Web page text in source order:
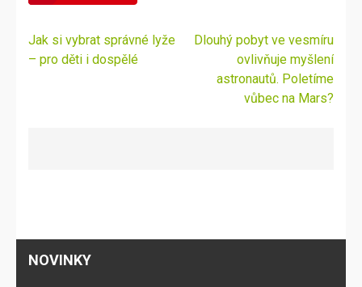
Navigace
pro
Jak si vybrat správné lyže
– pro děti i dospělé
Dlouhý pobyt ve vesmíru
ovlivňuje myšlení
astronautů. Poletíme
vůbec na Mars?
NOVINKY